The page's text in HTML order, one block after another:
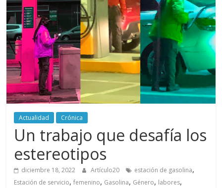
periodismo
digital
del
Politécnico
Grancolombiano
Actualidad Crónica
Un trabajo que desafía los
estereotipos
diciembre 18, 2022 Artículo20 estación de gasolina,
Estación de servicio,femenino, Gasolina, Género, labores,